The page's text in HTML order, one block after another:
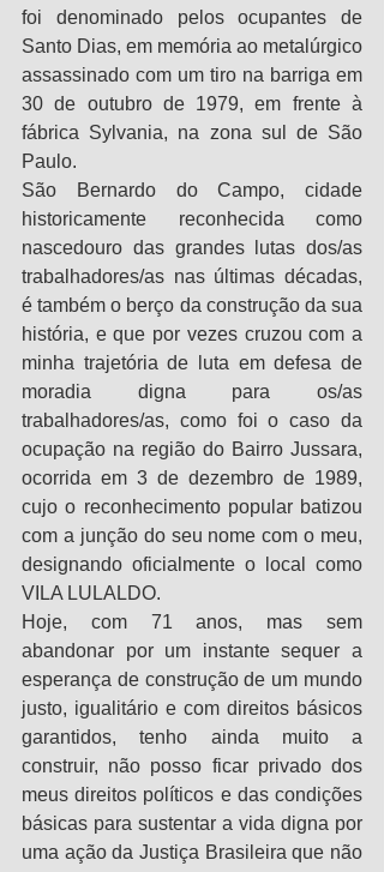
foi denominado pelos ocupantes de
Santo Dias, em memória ao metalúrgico
assassinado com um tiro na barriga em
30 de outubro de 1979, em frente à
fábrica Sylvania, na zona sul de São
Paulo.
São Bernardo do Campo, cidade
historicamente reconhecida como
nascedouro das grandes lutas dos/as
trabalhadores/as nas últimas décadas,
é também o berço da construção da sua
história, e que por vezes cruzou com a
minha trajetória de luta em defesa de
moradia digna para os/as
trabalhadores/as, como foi o caso da
ocupação na região do Bairro Jussara,
ocorrida em 3 de dezembro de 1989,
cujo o reconhecimento popular batizou
com a junção do seu nome com o meu,
designando oficialmente o local como
VILA LULALDO.
Hoje, com 71 anos, mas sem
abandonar por um instante sequer a
esperança de construção de um mundo
justo, igualitário e com direitos básicos
garantidos, tenho ainda muito a
construir, não posso ficar privado dos
meus direitos políticos e das condições
básicas para sustentar a vida digna por
uma ação da Justiça Brasileira que não